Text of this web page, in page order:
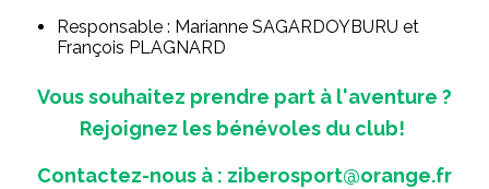
Responsable : Marianne SAGARDOYBURU et
François PLAGNARD
Vous souhaitez prendre part à l'aventure ?
Rejoignez les bénévoles du club!
Contactez-nous à : ziberosport@orange.fr